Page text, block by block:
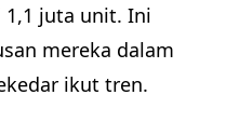
juta unit. Ini
mereka dalam
ikut tren.